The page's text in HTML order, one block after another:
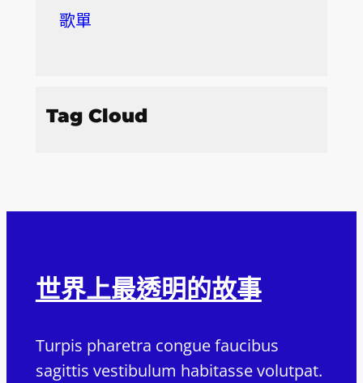
歌單
Tag Cloud
世界上最透明的故事
Turpis pharetra congue faucibus
sagittis vestibulum habitasse volutpat.